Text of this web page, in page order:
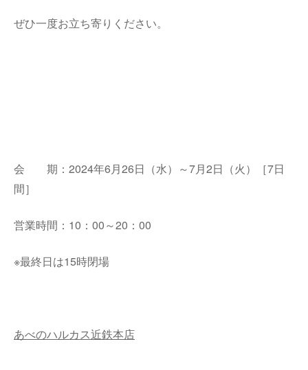
ぜひ一度お立ち寄りください。
会 期：2024年6月26日（水）～7月2日（火）［7日
間］
営業時間： 10 ： 00～20 ： 00
※最終日は15時閉場
あべのハルカス近鉄本店